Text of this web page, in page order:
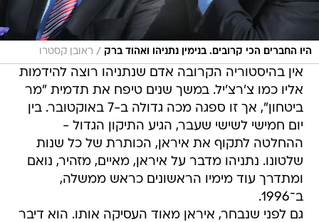
היו החברים הכי קרובים. בנימין נתניהו ואהוד ברק / ראובן קסטרו
אין בהיסטוריה הקרובה אדם שנתניהו רוצה להידמות
אליו כמו צ'רצ'יל. במשך שנים טיפח את תדמית "מר
ביטחון", אך זו ספגה מכה גדולה ב-7 באוקטובר. בין
יום חמישי לשישי שעבר, הגיע התיקון הגדול -
ההחלטה לתקוף את איראן, הכותרת של כל שנות
שלטונו. נתניהו מדבר על איראן, מאיים, מזהיר, נואם
ומתדרך עוד מימיו הראשונים כראש ממשלה,
ב־1996.
גם לפני שנבחר, איראן מאוד העסיקה אותו. הוא דיבר